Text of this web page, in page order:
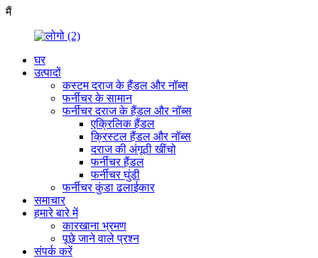
मैं
घर
उत्पादों
कस्टम दराज के हैंडल और नॉब्स
फर्नीचर के सामान
फर्नीचर दराज के हैंडल और नॉब्स
एक्रिलिक हैंडल
क्रिस्टल हैंडल और नॉब्स
दराज की अंगूठी खींचो
फर्नीचर हैंडल
फर्नीचर घुंडी
फर्नीचर कुंडा ढलाईकार
समाचार
हमारे बारे में
कारखाना भ्रमण
पूछे जाने वाले प्रश्न
संपर्क करें